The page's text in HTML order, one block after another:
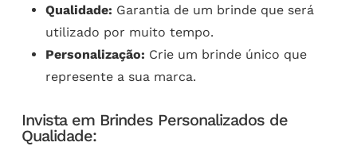
Qualidade: Garantia de um brinde que será
utilizado por muito tempo.
Personalização: Crie um brinde único que
represente a sua marca.
Invista em Brindes Personalizados de
Qualidade: